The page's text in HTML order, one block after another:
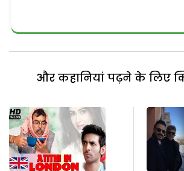
और कहानियां पढ़ने के लिए